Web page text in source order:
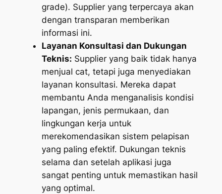
grade). Supplier yang terpercaya akan
dengan transparan memberikan
informasi ini.
Layanan Konsultasi dan Dukungan
Teknis: Supplier yang baik tidak hanya
menjual cat, tetapi juga menyediakan
layanan konsultasi. Mereka dapat
membantu Anda menganalisis kondisi
lapangan, jenis permukaan, dan
lingkungan kerja untuk
merekomendasikan sistem pelapisan
yang paling efektif. Dukungan teknis
selama dan setelah aplikasi juga
sangat penting untuk memastikan hasil
yang optimal.